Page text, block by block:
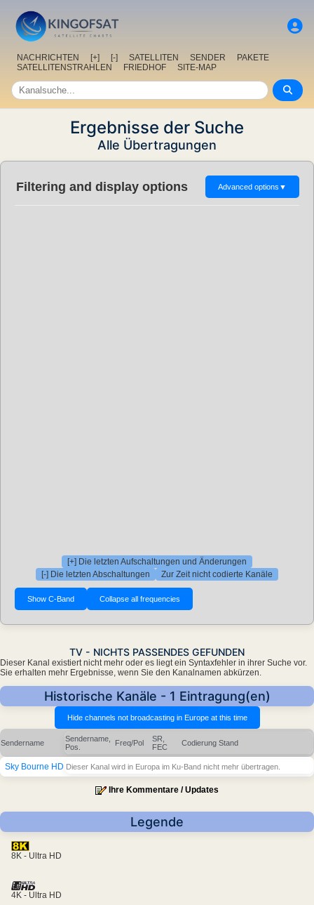
NACHRICHTEN [+] [-] SATELLITEN SENDER
PAKETE
SATELLITENSTRAHLEN
FRIEDHOF SITE-MAP
Ergebnisse der Suche
Alle Übertragungen
Filtering and display options Advanced options ▼
[+] Die letzten Aufschaltungen und Änderungen
[-] Die letzten Abschaltungen
Zur Zeit nicht codierte Kanäle
TV - NICHTS PASSENDES GEFUNDEN
Dieser Kanal existiert nicht mehr oder es liegt ein Syntaxfehler in ihrer Suche vor.
Sie erhalten mehr Ergebnisse, wenn Sie den Kanalnamen abkürzen.
Historische Kanäle - 1 Eintragung(en)
Sendername
Sendername,
Pos.
Freq/Pol
SR,
FEC
Codierung Stand
Sky Bourne HD Dieser Kanal wird in Europa im Ku-Band nicht mehr übertragen.
Ihre Kommentare / Updates
Legende
8K - Ultra HD
4K - Ultra HD